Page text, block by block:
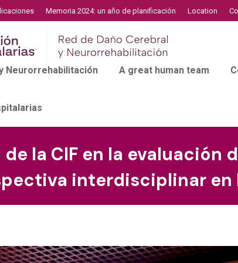
Memoria 2024: un año de planificación Location
y Neurorrehabilitación A great human team
de la CIF en la
interdisciplinar